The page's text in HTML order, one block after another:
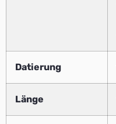
Datierung
Länge